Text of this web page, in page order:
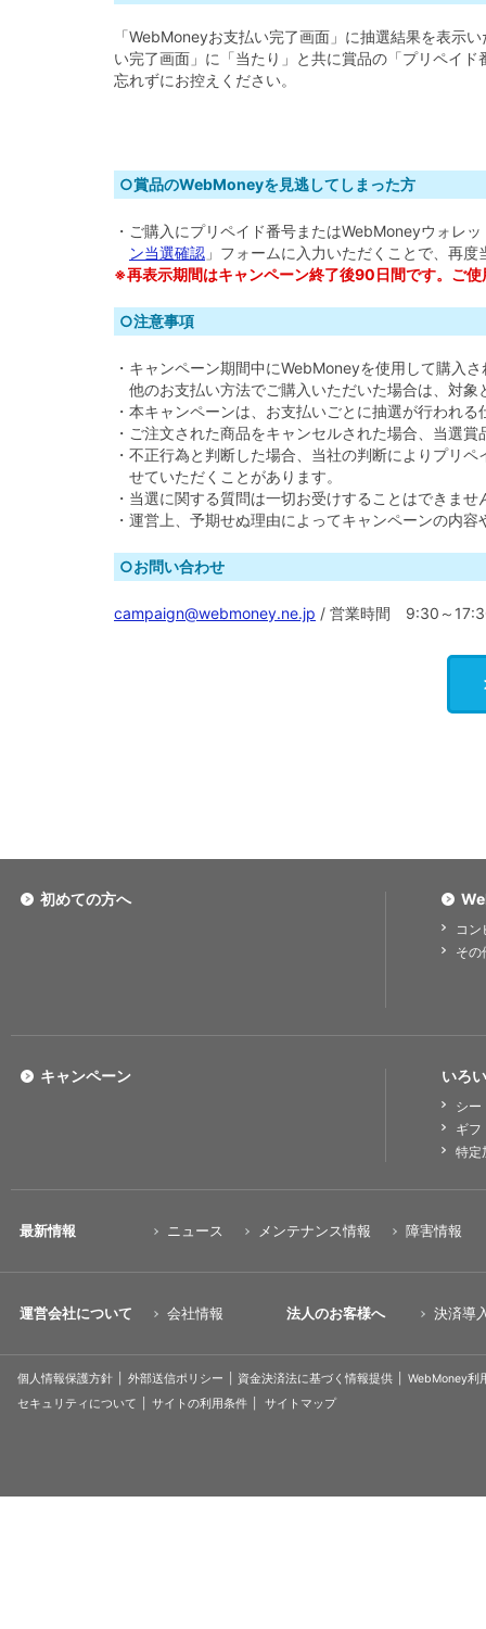
「WebMoneyお支払い完了画面」に抽選結果を表示
い完了画面」に「当たり」と共に賞品の「プリペイド
忘れずにお控えください。
○賞品のWebMoneyを見逃してしまった方
・ご購入にプリペイド番号またはWebMoneyウォレ
ン当選確認 」フォームに入力いただくことで、再
※再表示期間はキャンペーン終了後90日間です。ご
○注意事項
・キャンペーン期間中にWebMoneyを使用して購入
他のお支払い方法でご購入いただいた場合は、対
・本キャンペーンは、お支払いごとに抽選が行われ
・ご注文された商品をキャンセルされた場合、当選
・不正行為と判断した場合、当社の判断によりプリ
せていただくことがあります。
・当選に関する質問は一切お受けすることはできま
・運営上、予期せぬ理由によってキャンペーンの内
○お問い合わせ
campaign@webmoney.ne.jp / 営業時間 9:30～
初めての方へ
コ
その
いろ
シー
ギフ
特定
キャンペーン
最新情報 ニュース メンテナンス情報 障害情報
運営会社について 会社情報 法人のお客様へ 決済導
個人情報保護方針 外部送信ポリシー 資金決済法に基づく情報提供
WebMoney利
セキュリティについて
サイトの利用条件 サイトマップ